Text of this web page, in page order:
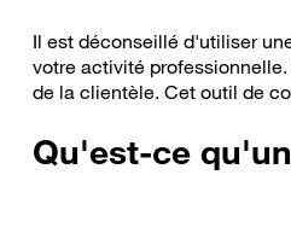
Il est déconseillé d'utiliser
votre activité
de la clientèle. Cet outil de
Qu'est-ce